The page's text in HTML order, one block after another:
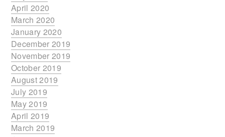
April 2020
March 2020
January 2020
December 2019
November 2019
October 2019
August 2019
July 2019
May 2019
April 2019
March 2019